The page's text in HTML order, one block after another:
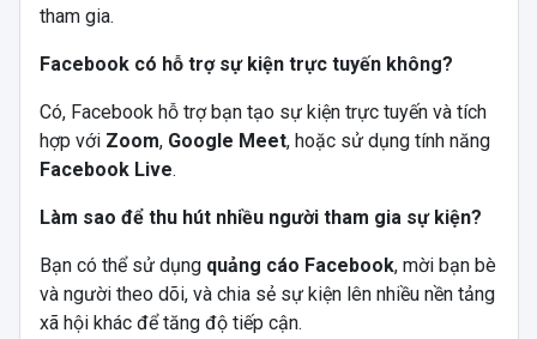
tham gia.
Facebook có hỗ trợ sự kiện trực tuyến không?
Có, Facebook hỗ trợ bạn tạo sự kiện trực tuyến và tích
hợp với Zoom, Google Meet, hoặc sử dụng tính năng
Facebook Live.
Làm sao để thu hút nhiều người tham gia sự kiện?
Bạn có thể sử dụng quảng cáo Facebook, mời bạn bè
và người theo dõi, và chia sẻ sự kiện lên nhiều nền tảng
xã hội khác để tăng độ tiếp cận.